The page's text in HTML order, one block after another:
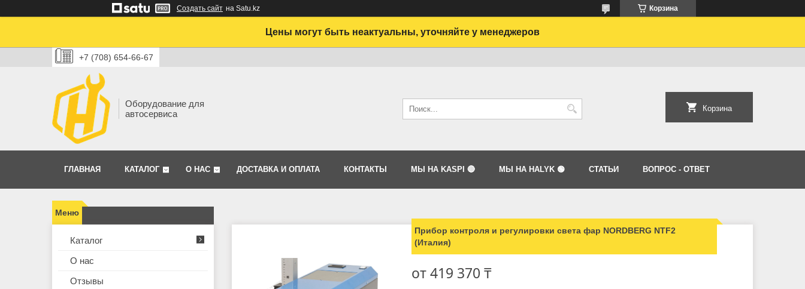
Создать сайт на Satu.kz Корзина
Цены могут быть неактуальны, уточняйте у менеджеров
+7 (708) 654-66-67
Оборудование для
автосервиса
Корзина
ГЛАВНАЯ КАТАЛОГ О НАС ДОСТАВКА И ОПЛАТА КОНТАКТЫ МЫ НА KASPI 🔴 МЫ НА HALYK 🟢 СТАТЬИ ВОПРОС - ОТВЕТ
Прибор контроля и регулировки света фар NORDBERG NTF2
(Италия)
от419 370 ₸
Каталог
О нас
Отзывы